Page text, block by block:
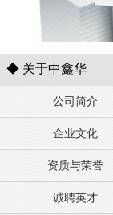
◆ 关于中鑫华
公司简介
企业文化
资质与荣誉
诚聘英才